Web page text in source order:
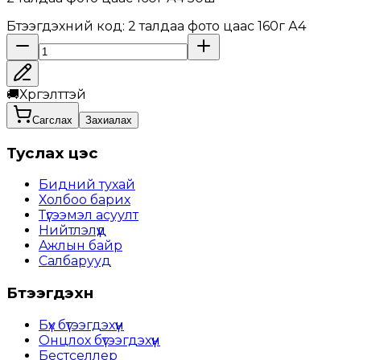
Бүтээгдэхүүний код: 2 талдаа фото цаас 160г А4
🚚Хүргэлттэй
Сагслах Захиалах
Туслах цэс
Бидний тухай
Холбоо барих
Түгээмэл асуулт
Нийтлэлүүд
Ажлын байр
Салбарууд
Бүтээгдэхүүн
Бүх бүтээгдэхүүн
Онцлох бүтээгдэхүүн
Бестселлер